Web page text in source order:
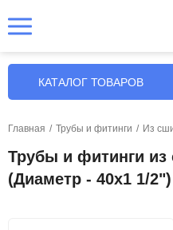
КАТАЛОГ ТОВАРОВ
Главная / Трубы и фитинги / Из
Трубы и фитинги из
(Диаметр - 40х1 1/2")